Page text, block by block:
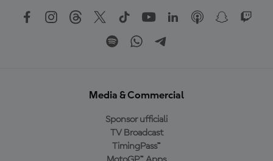
Media & Commercial
Sponsor ufficiali
TV Broadcast
TimingPass™